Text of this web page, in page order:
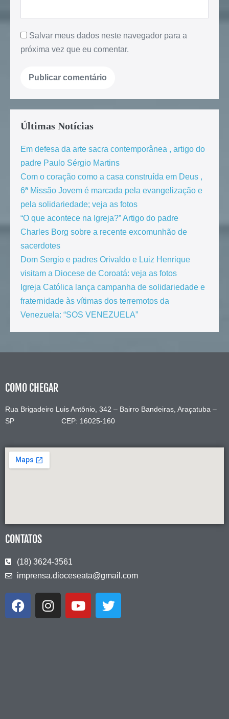
Salvar meus dados neste navegador para a
próxima vez que eu comentar.
Últimas Notícias
Em defesa da arte sacra contemporânea , artigo do
padre Paulo Sérgio Martins
Com o coração como a casa construída em Deus ,
6ª Missão Jovem é marcada pela evangelização e
pela solidariedade; veja as fotos
“O que acontece na Igreja?” Artigo do padre
Charles Borg sobre a recente excomunhão de
sacerdotes
Dom Sergio e padres Orivaldo e Luiz Henrique
visitam a Diocese de Coroatá: veja as fotos
Igreja Católica lança campanha de solidariedade e
fraternidade às vítimas dos terremotos da
Venezuela: “SOS VENEZUELA”
COMO CHEGAR
Rua Brigadeiro Luis Antônio, 342 – Bairro Bandeiras, Araçatuba –
SP CEP: 16025-160
CONTATOS
(18) 3624-3561
imprensa.dioceseata@gmail.com